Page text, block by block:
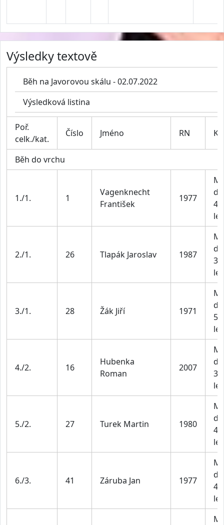
Výsledky textově
Běh na Javorovou skálu - 02.07.2022
Výsledková listina
Poř.
celk./kat.
Číslo Jméno RN
Běh do vrchu
1./1. 1
Vagenknecht
František
1977
do
49
let
2./1. 26 Tlapák Jaroslav 1987
do
39
let
3./1. 28 Žák Jiří 1971
do
59
let
4./2. 16
Hubenka
Roman
2007
do
39
let
5./2. 27 Turek Martin 1980
do
49
let
6./3. 41 Záruba Jan 1977
do
49
let